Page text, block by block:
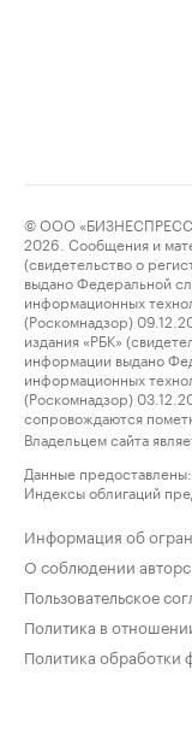
© ООО
2026. Сообщения и
(свидетельство о
выдано Федеральной
информационных
(Роскомнадзор)
издания «РБК»
информации выдано
информационных
(Роскомнадзор)
сопровождаются
Владельцем сайта
Данные предоставлены:
Индексы облигаций
Информация об
О соблюдении
Пользовательское
Политика в
Политика обработки